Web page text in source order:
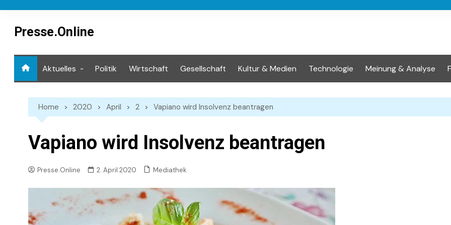
contentPresse.Online
Aktuelles Politik Wirtschaft Gesellschaft Kultur & Medien Technologie Meinung & Analyse
Home 2020 April 2 Vapiano wird Insolvenz beantragen
Vapiano wird Insolvenz beantragen
Presse.Online 2. April 2020 Mediathek